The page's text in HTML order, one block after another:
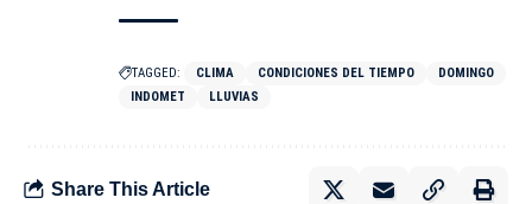
TAGGED: CLIMA CONDICIONES DEL TIEMPO
DOMINGO
INDOMET
LLUVIAS
Share This Article